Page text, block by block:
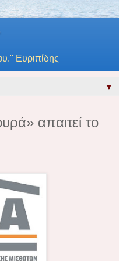
Ευριπίδης
▼
απαιτεί το